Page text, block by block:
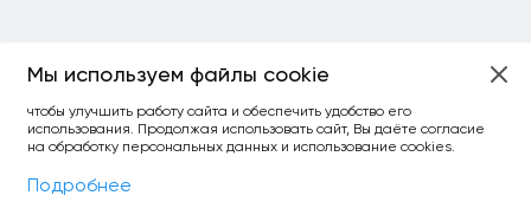
Фильтры
Мы используем файлы cookie
чтобы улучшить работу сайта и обеспечить удобство его
использования. Продолжая использовать сайт, Вы даёте согласие
на обработку персональных данных и использование cookies.
Подробнее
ОСТАЛОСЬ:
уточнить фильтр сравнить топ-3
спросить ИИ